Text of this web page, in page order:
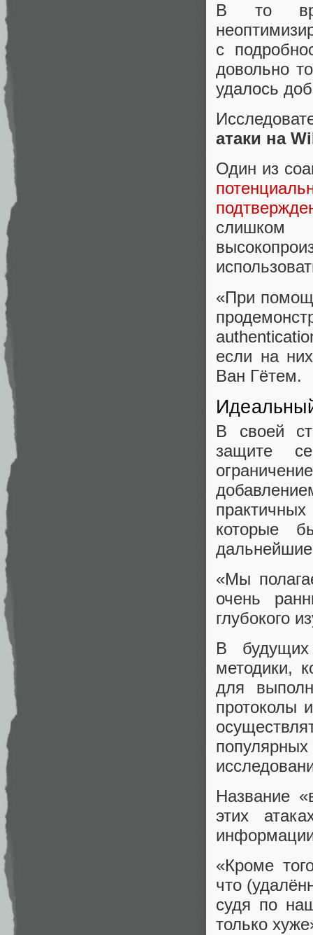
В то
с
довольно
удалось
атаки на
Один из
«При
если на
Ван Гётем.
В своей
защите
которые
«Мы
очень
глубокого
В будущих
методики,
для
протоколы
Название
этих
«Кроме
что
судя по
только